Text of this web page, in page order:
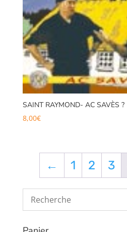
SAINT RAYMOND- AC SAVÈS ?
8,00€
← 1 2 3